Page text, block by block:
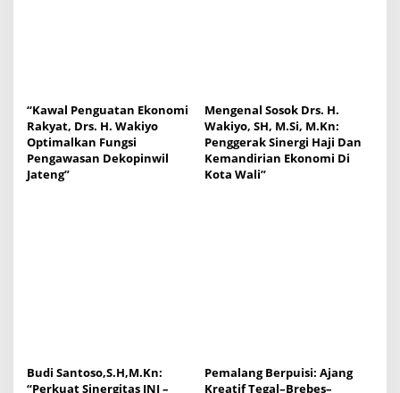
“Kawal Penguatan Ekonomi
Rakyat, Drs. H. Wakiyo
Optimalkan Fungsi
Pengawasan Dekopinwil
Jateng”
Mengenal Sosok Drs. H.
Wakiyo, SH, M.Si, M.Kn:
Penggerak Sinergi Haji Dan
Kemandirian Ekonomi Di
Kota Wali”
Budi Santoso,S.H,M.Kn:
“Perkuat Sinergitas INI –
Pemalang Berpuisi: Ajang
Kreatif Tegal–Brebes–